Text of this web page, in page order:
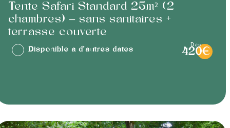
Tente Safari Standard 25m² (2
chambres) – sans sanitaires +
terrasse couverte
Disponible à d'autres dates
dès
420€